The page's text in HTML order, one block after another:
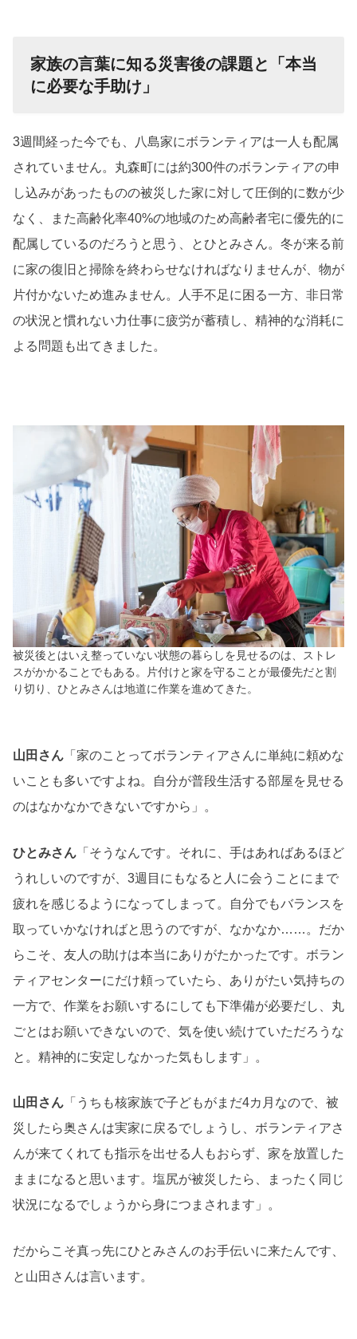
家族の言葉に知る災害後の課題と「本当
に必要な手助け」
3週間経った今でも、八島家にボランティアは一人も配属
されていません。丸森町には約300件のボランティアの申
し込みがあったものの被災した家に対して圧倒的に数が少
なく、また高齢化率40%の地域のため高齢者宅に優先的に
配属しているのだろうと思う、とひとみさん。冬が来る前
に家の復旧と掃除を終わらせなければなりませんが、物が
片付かないため進みません。人手不足に困る一方、非日常
の状況と慣れない力仕事に疲労が蓄積し、精神的な消耗に
よる問題も出てきました。
被災後とはいえ整っていない状態の暮らしを見せるのは、ストレ
スがかかることでもある。片付けと家を守ることが最優先だと割
り切り、ひとみさんは地道に作業を進めてきた。
山田さん 「家のことってボランティアさんに単純に頼めな
いことも多いですよね。自分が普段生活する部屋を見せる
のはなかなかできないですから」。
ひとみさん 「そうなんです。それに、手はあればあるほど
うれしいのですが、3週目にもなると人に会うことにまで
疲れを感じるようになってしまって。自分でもバランスを
取っていかなければと思うのですが、なかなか……。だか
らこそ、友人の助けは本当にありがたかったです。ボラン
ティアセンターにだけ頼っていたら、ありがたい気持ちの
一方で、作業をお願いするにしても下準備が必要だし、丸
ごとはお願いできないので、気を使い続けていただろうな
と。精神的に安定しなかった気もします」。
山田さん 「うちも核家族で子どもがまだ4カ月なので、被
災したら奥さんは実家に戻るでしょうし、ボランティアさ
んが来てくれても指示を出せる人もおらず、家を放置した
ままになると思います。塩尻が被災したら、まったく同じ
状況になるでしょうから身につまされます」。
だからこそ真っ先にひとみさんのお手伝いに来たんです、
と山田さんは言います。